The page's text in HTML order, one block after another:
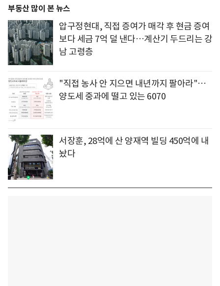
부동산 많이 본 뉴스
압구정현대, 직접 증여가 매각 후 현금 증여
보다 세금 7억 덜 낸다…계산기 두드리는 강
남 고령층
"직접 농사 안 지으면 내년까지 팔아라"…
양도세 중과에 떨고 있는 6070
서장훈, 28억에 산 양재역 빌딩 450억에 내
놨다